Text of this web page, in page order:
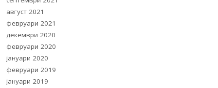
август 2021
февруари 2021
декември 2020
февруари 2020
јануари 2020
февруари 2019
јануари 2019